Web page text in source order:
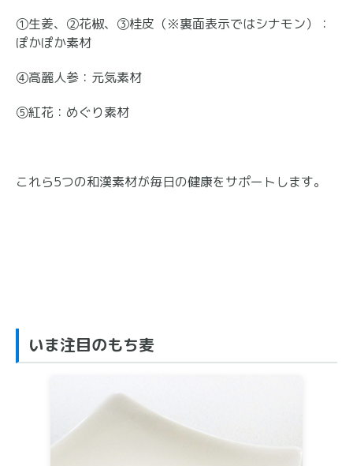
①生姜、②花椒、③桂皮（※裏面表示ではシナモン）：
ぽかぽか素材
④高麗人参：元気素材
⑤紅花：めぐり素材
これら5つの和漢素材が毎日の健康をサポートします。
いま注目のもち麦